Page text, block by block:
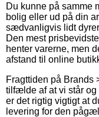
Du kunne på samme
bolig eller ud på din
sædvanligvis lidt
Den mest
henter varerne, men
afstand til online
Fragttiden på Brands
tilfælde af at vi står og
er det rigtig vigtigt at
levering for den